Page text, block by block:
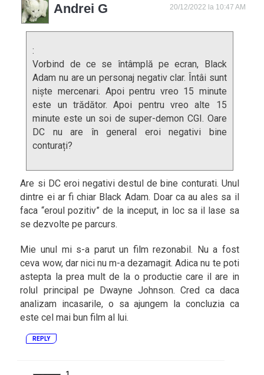
Andrei G 20/12/2022 la 10:47 AM
:
Vorbind de ce se întâmplă pe ecran, Black
Adam nu are un personaj negativ clar. Întâi sunt
niște mercenari. Apoi pentru vreo 15 minute
este un trădător. Apoi pentru vreo alte 15
minute este un soi de super-demon CGI. Oare
DC nu are în general eroi negativi bine
conturați?
Are si DC eroi negativi destul de bine conturati. Unul
dintre ei ar fi chiar Black Adam. Doar ca au ales sa il
faca “eroul pozitiv” de la inceput, in loc sa il lase sa
se dezvolte pe parcurs.
Mie unul mi s-a parut un film rezonabil. Nu a fost
ceva wow, dar nici nu m-a dezamagit. Adica nu te poti
astepta la prea mult de la o productie care il are in
rolul principal pe Dwayne Johnson. Cred ca daca
analizam incasarile, o sa ajungem la concluzia ca
este cel mai bun film al lui.
REPLY